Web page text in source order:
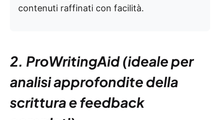
contenuti raffinati con facilità.
2. ProWritingAid (ideale per
analisi approfondite della
scrittura e feedback